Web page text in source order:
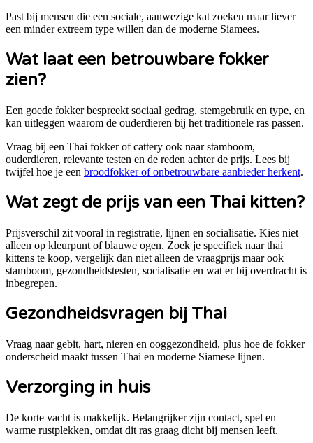
Past bij mensen die een sociale, aanwezige kat zoeken maar liever
een minder extreem type willen dan de moderne Siamees.
Wat laat een betrouwbare fokker
zien?
Een goede fokker bespreekt sociaal gedrag, stemgebruik en type, en
kan uitleggen waarom de ouderdieren bij het traditionele ras passen.
Vraag bij een Thai fokker of cattery ook naar stamboom,
ouderdieren, relevante testen en de reden achter de prijs. Lees bij
twijfel hoe je een broodfokker of onbetrouwbare aanbieder herkent.
Wat zegt de prijs van een Thai kitten?
Prijsverschil zit vooral in registratie, lijnen en socialisatie. Kies niet
alleen op kleurpunt of blauwe ogen. Zoek je specifiek naar thai
kittens te koop, vergelijk dan niet alleen de vraagprijs maar ook
stamboom, gezondheidstesten, socialisatie en wat er bij overdracht is
inbegrepen.
Gezondheidsvragen bij Thai
Vraag naar gebit, hart, nieren en ooggezondheid, plus hoe de fokker
onderscheid maakt tussen Thai en moderne Siamese lijnen.
Verzorging in huis
De korte vacht is makkelijk. Belangrijker zijn contact, spel en
warme rustplekken, omdat dit ras graag dicht bij mensen leeft.